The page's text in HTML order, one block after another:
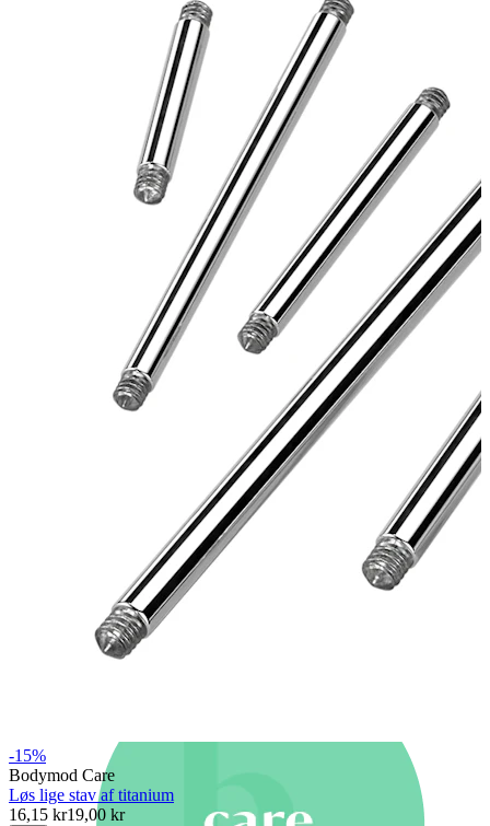
Stretching
14K guldsmykker
Køb 4, betal for 3Shop Bodymod Moments
Brands
-15%
Bodymod Care
Løs lige stav af titanium
16,15 kr19,00 kr